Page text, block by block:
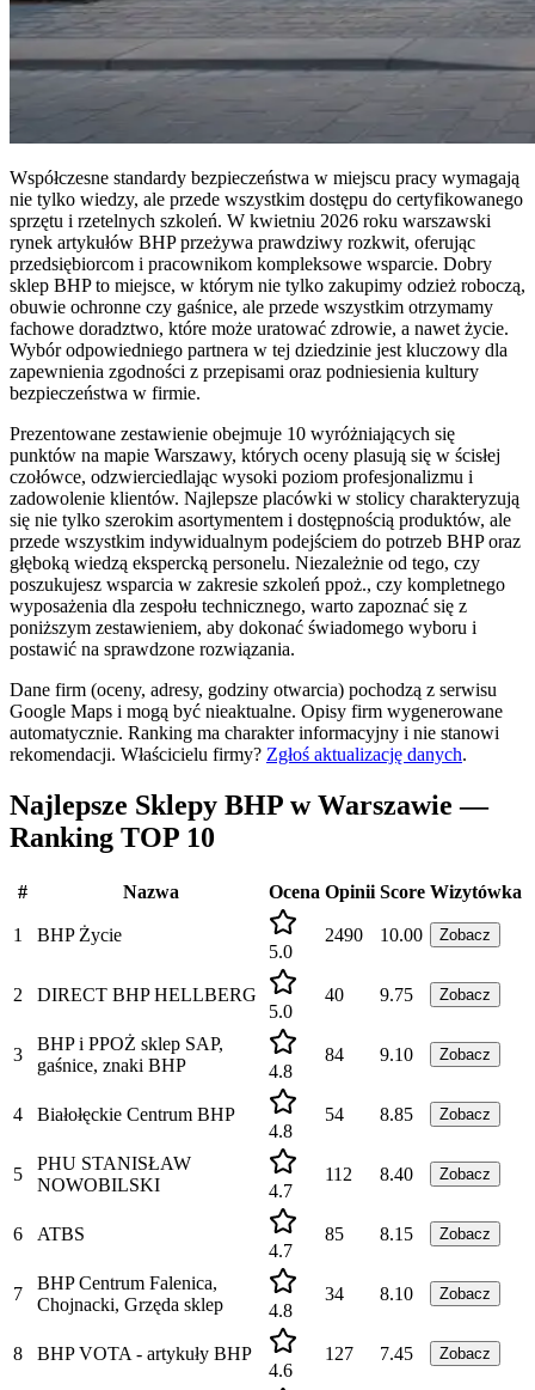
Współczesne standardy bezpieczeństwa w miejscu pracy wymagają
nie tylko wiedzy, ale przede wszystkim dostępu do certyfikowanego
sprzętu i rzetelnych szkoleń. W kwietniu 2026 roku warszawski
rynek artykułów BHP przeżywa prawdziwy rozkwit, oferując
przedsiębiorcom i pracownikom kompleksowe wsparcie. Dobry
sklep BHP to miejsce, w którym nie tylko zakupimy odzież roboczą,
obuwie ochronne czy gaśnice, ale przede wszystkim otrzymamy
fachowe doradztwo, które może uratować zdrowie, a nawet życie.
Wybór odpowiedniego partnera w tej dziedzinie jest kluczowy dla
zapewnienia zgodności z przepisami oraz podniesienia kultury
bezpieczeństwa w firmie.
Prezentowane zestawienie obejmuje 10 wyróżniających się
punktów na mapie Warszawy, których oceny plasują się w ścisłej
czołówce, odzwierciedlając wysoki poziom profesjonalizmu i
zadowolenie klientów. Najlepsze placówki w stolicy charakteryzują
się nie tylko szerokim asortymentem i dostępnością produktów, ale
przede wszystkim indywidualnym podejściem do potrzeb BHP oraz
głęboką wiedzą ekspercką personelu. Niezależnie od tego, czy
poszukujesz wsparcia w zakresie szkoleń ppoż., czy kompletnego
wyposażenia dla zespołu technicznego, warto zapoznać się z
poniższym zestawieniem, aby dokonać świadomego wyboru i
postawić na sprawdzone rozwiązania.
Dane firm (oceny, adresy, godziny otwarcia) pochodzą z serwisu
Google Maps i mogą być nieaktualne. Opisy firm wygenerowane
automatycznie. Ranking ma charakter informacyjny i nie stanowi
rekomendacji. Właścicielu firmy? Zgłoś aktualizację danych.
Najlepsze Sklepy BHP w Warszawie —
Ranking TOP 10
# Nazwa Ocena Opinii Score Wizytówka
1
BHP Życie
5.0
2490 10.00 Zobacz
2
DIRECT BHP HELLBERG
5.0
40 9.75 Zobacz
3
BHP i PPOŻ sklep SAP,
gaśnice, znaki BHP
4.8
84 9.10 Zobacz
4
Białołęckie Centrum BHP
4.8
54 8.85 Zobacz
5
PHU STANISŁAW
NOWOBILSKI
4.7
112 8.40 Zobacz
6
ATBS
4.7
85 8.15 Zobacz
7
BHP Centrum Falenica,
Chojnacki, Grzęda sklep
4.8
34 8.10 Zobacz
8
BHP VOTA - artykuły BHP
4.6
127 7.45 Zobacz